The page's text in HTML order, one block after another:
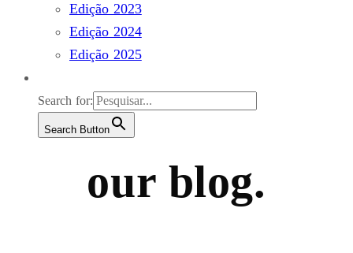
Edição 2023
Edição 2024
Edição 2025
Search for:
Search Button
our blog.